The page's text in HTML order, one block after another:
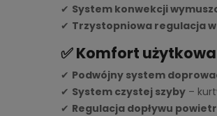
✔ System konwekcji
✔ Trzystopniowa regulacja
✅ Komfort
✔ Podwójny system
✔ System czystej szyby –
✔ Regulacja dopływu